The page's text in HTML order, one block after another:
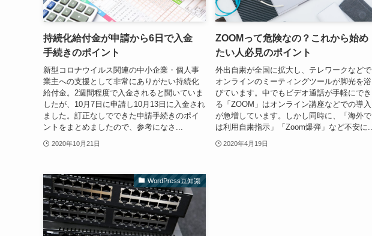
持続化給付金が申請から6日で入金
手続きのポイント
新型コロナウイルス関連の中小企業・個人事
業主への支援として非常にありがたい持続化
給付金。2週間程度で入金されると聞いていま
したが、10月7日に申請し10月13日に入金され
ました。訂正なしでできた申請手続きのポイ
ントをまとめましたので、参考になさ...
2020年10月21日
ZOOMって危険なの？これから始め
たい人必見のポイント
外出自粛が全国に拡大し、テレワークなどで
オンラインのミーティングツールが脚光を浴
びています。中でもビデオ通話が手軽にでき
る「ZOOM」はオンライン講座などでの導入
が急増しています。しかし同時に、「海外で
は利用自粛指示」「Zoom爆弾」など不安に...
2020年4月19日
WordPress豆知識